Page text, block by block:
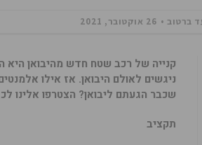
ברטוב 26 אוקטובר, 2021
קנייה של רכב שטח חדש מהיבואן היא
ניגשים לאולם היבואן. אז אילו
שכבר הגעתם ליבואן? הצטרפו אלינו
תקציב